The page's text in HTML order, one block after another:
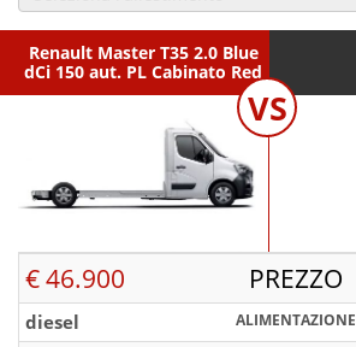
Renault Master T35 2.0 Blue
dCi 150 aut. PL Cabinato Red
VS
€ 46.900 PREZZO
diesel
ALIMENTAZIONE